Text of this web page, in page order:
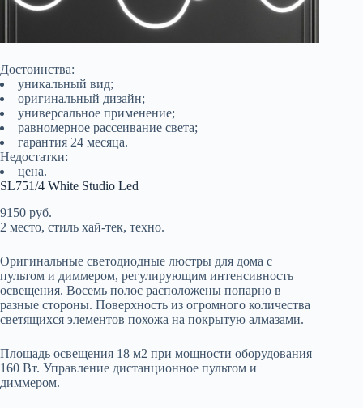
Достоинства:
уникальный вид;
оригинальный дизайн;
универсальное применение;
равномерное рассеивание света;
гарантия 24 месяца.
Недостатки:
цена.
SL751/4 White Studio Led
9150 руб.
2 место, стиль хай-тек, техно.
Оригинальные светодиодные люстры для дома с
пультом и диммером, регулирующим интенсивность
освещения. Восемь полос расположены попарно в
разные стороны. Поверхность из огромного количества
светящихся элементов похожа на покрытую алмазами.
Площадь освещения 18 м2 при мощности оборудования
160 Вт. Управление дистанционное пультом и
диммером.